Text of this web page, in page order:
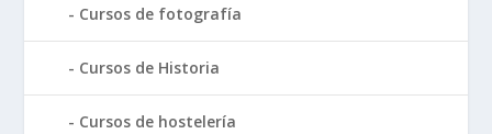
Cursos de fotografía
Cursos de Historia
Cursos de hostelería